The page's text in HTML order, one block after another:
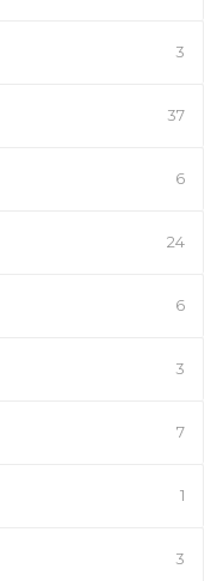
3
37
6
24
6
3
7
1
3